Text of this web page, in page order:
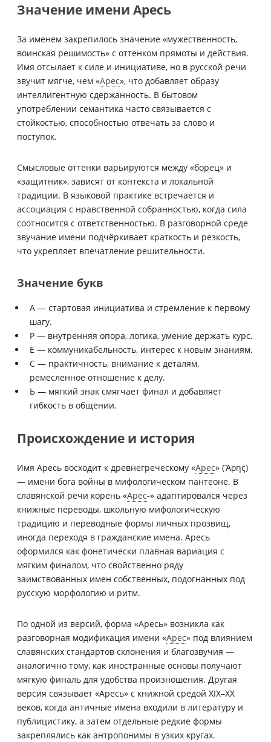
Значение имени Аресь
За именем закрепилось значение «мужественность,
воинская решимость» с оттенком прямоты и действия.
Имя отсылает к силе и инициативе, но в русской речи
звучит мягче, чем «Арес», что добавляет образу
интеллигентную сдержанность. В бытовом
употреблении семантика часто связывается с
стойкостью, способностью отвечать за слово и
поступок.
Смысловые оттенки варьируются между «борец» и
«защитник», зависят от контекста и локальной
традиции. В языковой практике встречается и
ассоциация с нравственной собранностью, когда сила
соотносится с ответственностью. В разговорной среде
звучание имени подчёркивает краткость и резкость,
что укрепляет впечатление решительности.
Значение букв
А — стартовая инициатива и стремление к первому
шагу.
Р — внутренняя опора, логика, умение держать курс.
Е — коммуникабельность, интерес к новым знаниям.
С — практичность, внимание к деталям,
ремесленное отношение к делу.
Ь — мягкий знак смягчает финал и добавляет
гибкость в общении.
Происхождение и история
Имя Аресь восходит к древнегреческому «Арес» (Ἄρης)
— имени бога войны в мифологическом пантеоне. В
славянской речи корень «Арес-» адаптировался через
книжные переводы, школьную мифологическую
традицию и переводные формы личных прозвищ,
иногда переходя в гражданские имена. Аресь
оформился как фонетически плавная вариация с
мягким финалом, что свойственно ряду
заимствованных имен собственных, подогнанных под
русскую морфологию и ритм.
По одной из версий, форма «Аресь» возникла как
разговорная модификация имени «Арес» под влиянием
славянских стандартов склонения и благозвучия —
аналогично тому, как иностранные основы получают
мягкую финаль для удобства произношения. Другая
версия связывает «Аресь» с книжной средой XIX–XX
веков, когда античные имена входили в литературу и
публицистику, а затем отдельные редкие формы
закреплялись как антропонимы в узких кругах.